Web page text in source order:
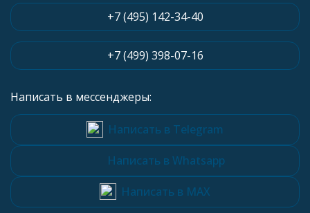
+7 (495) 142-34-40
+7 (499) 398-07-16
Написать в мессенджеры:
Написать в Telegram
Написать в Whatsapp
Написать в MAX